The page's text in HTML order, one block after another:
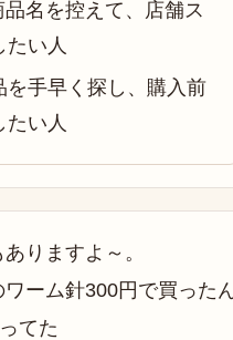
名を控えて、店舗ス
たい人
を手早く探し、購入前
たい人
りますよ～。
ーム針300円で買った
てた